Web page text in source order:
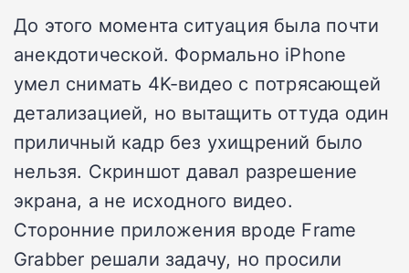
До этого момента ситуация была почти
анекдотической. Формально iPhone
умел снимать 4K-видео с потрясающей
детализацией, но вытащить оттуда один
приличный кадр без ухищрений было
нельзя. Скриншот давал разрешение
экрана, а не исходного видео.
Сторонние приложения вроде Frame
Grabber решали задачу, но просили